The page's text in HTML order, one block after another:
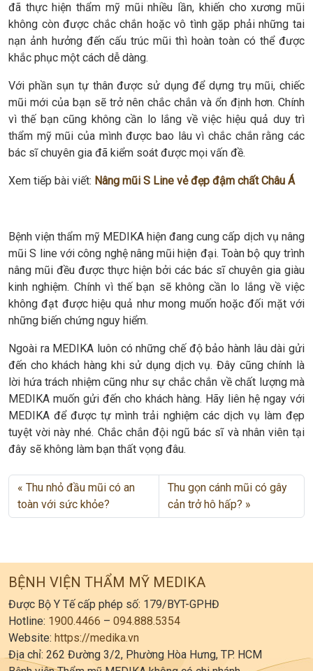
đã thực hiện thẩm mỹ mũi nhiều lần, khiến cho xương mũi
không còn được chắc chắn hoặc vô tình gặp phải những tai
nạn ảnh hưởng đến cấu trúc mũi thì hoàn toàn có thể được
khắc phục một cách dễ dàng.
Với phần sụn tự thân được sử dụng để dựng trụ mũi, chiếc
mũi mới của bạn sẽ trở nên chắc chắn và ổn định hơn. Chính
vì thế bạn cũng không cần lo lắng về việc hiệu quả duy trì
thẩm mỹ mũi của mình được bao lâu vì chắc chắn rằng các
bác sĩ chuyên gia đã kiểm soát được mọi vấn đề.
Xem tiếp bài viết: Nâng mũi S Line vẻ đẹp đậm chất Châu Á
Bệnh viện thẩm mỹ MEDIKA hiện đang cung cấp dịch vụ nâng
mũi S line với công nghệ nâng mũi hiện đại. Toàn bộ quy trình
nâng mũi đều được thực hiện bởi các bác sĩ chuyên gia giàu
kinh nghiệm. Chính vì thế bạn sẽ không cần lo lắng về việc
không đạt được hiệu quả như mong muốn hoặc đối mặt với
những biến chứng nguy hiểm.
Ngoài ra MEDIKA luôn có những chế độ bảo hành lâu dài gửi
đến cho khách hàng khi sử dụng dịch vụ. Đây cũng chính là
lời hứa trách nhiệm cũng như sự chắc chắn về chất lượng mà
MEDIKA muốn gửi đến cho khách hàng. Hãy liên hệ ngay với
MEDIKA để được tự mình trải nghiệm các dịch vụ làm đẹp
tuyệt vời này nhé. Chắc chắn đội ngũ bác sĩ và nhân viên tại
đây sẽ không làm bạn thất vọng đâu.
Thu nhỏ đầu mũi có an
toàn với sức khỏe?
Thu gọn cánh mũi có gây
cản trở hô hấp?
BỆNH VIỆN THẨM MỸ MEDIKA
Được Bộ Y Tế cấp phép số: 179/BYT-GPHĐ
Hotline: 1900.4466 – 094.888.5354
Website: https://medika.vn
Địa chỉ: 262 Đường 3/2, Phường Hòa Hưng, TP. HCM